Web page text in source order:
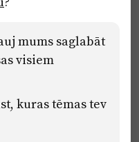
noturības mehānisma plāna
“Uzņēmumu digitālā
investīcijas “Mediju nozares
veicināšana” pasākuma
mums saglabāt
visiem
kuras tēmas tev